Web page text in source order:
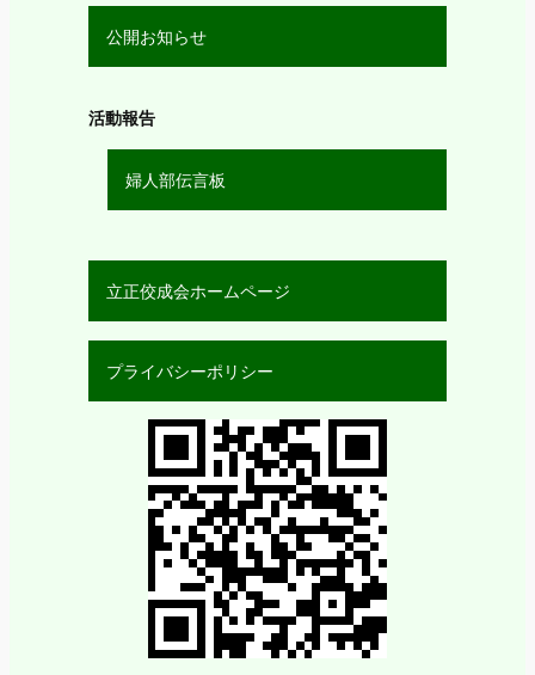
公開お知らせ
活動報告
婦人部伝言板
立正佼成会ホームページ
プライバシーポリシー